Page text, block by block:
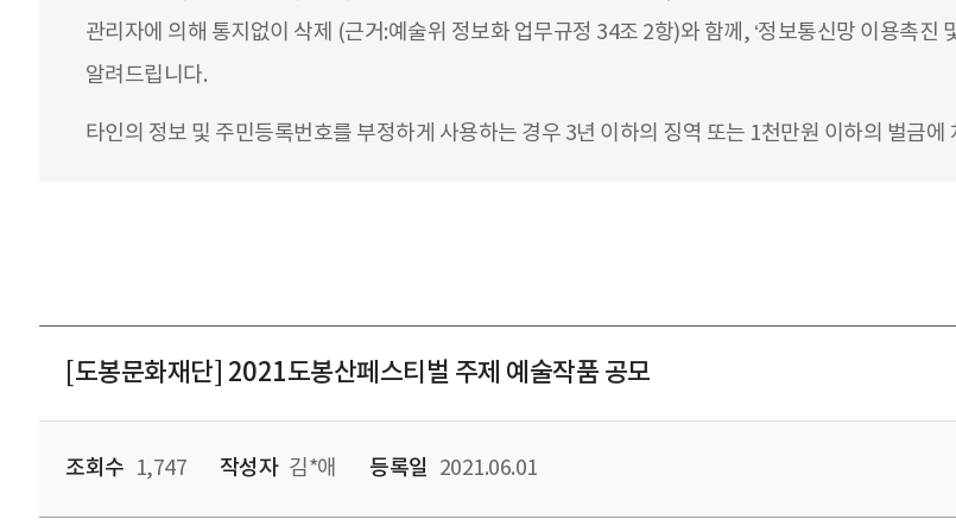
관리자에 의해 통지없이 삭제 (근거:예술위 정보화 업무규정 34조 2항)와 함께, ‘정보통신망 이용촉진
알려드립니다.
타인의 정보 및 주민등록번호를 부정하게 사용하는 경우 3년 이하의 징역 또는 1천만원 이하의 벌금에
[도봉문화재단] 2021도봉산페스티벌 주제 예술작품 공모
조회수 1,747 작성자 김*애 등록일 2021.06.01